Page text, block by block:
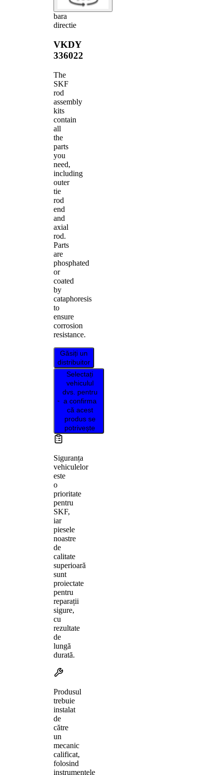
bara
directie
VKDY
336022
The
SKF
rod
assembly
kits
contain
all
the
parts
you
need,
including
outer
tie
rod
end
and
axial
rod.
Parts
are
phosphated
or
coated
by
cataphoresis
to
ensure
corrosion
resistance.
Găsiți un
distribuitor
Selectați
vehiculul
dvs. pentru
a confirma
că acest
produs se
potrivește
Siguranța
vehiculelor
este
o
prioritate
pentru
SKF,
iar
piesele
noastre
de
calitate
superioară
sunt
proiectate
pentru
reparații
sigure,
cu
rezultate
de
lungă
durată.
Produsul
trebuie
instalat
de
către
un
mecanic
calificat,
folosind
instrumentele